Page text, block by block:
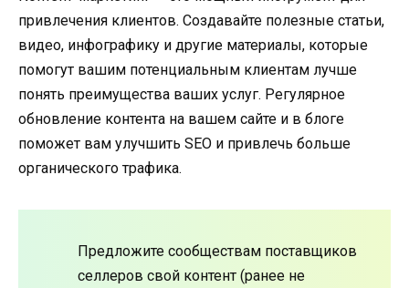
привлечения клиентов. Создавайте полезные статьи,
видео, инфографику и другие материалы, которые
помогут вашим потенциальным клиентам лучше
понять преимущества ваших услуг. Регулярное
обновление контента на вашем сайте и в блоге
поможет вам улучшить SEO и привлечь больше
органического трафика.
Предложите сообществам поставщиков
селлеров свой контент (ранее не